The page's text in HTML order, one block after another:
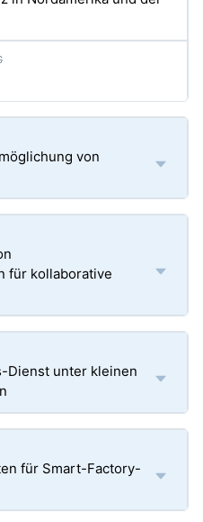
von
für kollaborative
Dienst unter kleinen
für Smart-Factory-